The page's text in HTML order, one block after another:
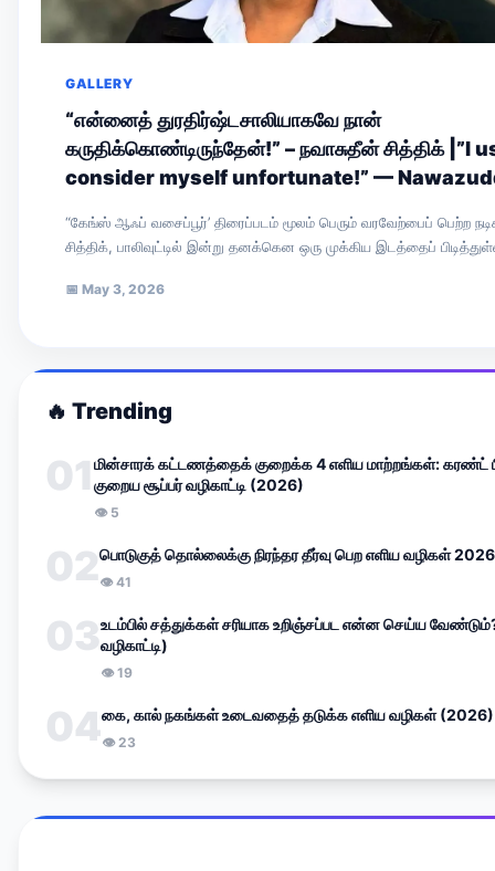
GALLERY
“என்னைத் துரதிர்ஷ்டசாலியாகவே நான்
கருதிக்கொண்டிருந்தேன்!” – நவாசுதீன் சித்திக் |”I
consider myself unfortunate!” —
“கேங்ஸ் ஆஃப் வசைப்பூர்’ திரைப்படம் மூலம் பெரும் வரவேற்பைப் பெற்ற
சித்திக், பாலிவுட்டில் இன்று தனக்கென ஒரு முக்கிய இடத்தைப்
📅 May 3, 2026
🔥 Trending
01 மின்சாரக் கட்டணத்தைக் குறைக்க 4 எளிய மாற்றங்கள்: கரண்ட்
குறைய சூப்பர் வழிகாட்டி (2026)
👁5
02பொடுகுத் தொல்லைக்கு நிரந்தர தீர்வு பெற எளிய வழிகள் 2026
👁41
03உடம்பில் சத்துக்கள் சரியாக உறிஞ்சப்பட என்ன செய்ய
வழிகாட்டி)
👁19
04கை, கால் நகங்கள் உடைவதைத் தடுக்க எளிய வழிகள் (2026)
👁23